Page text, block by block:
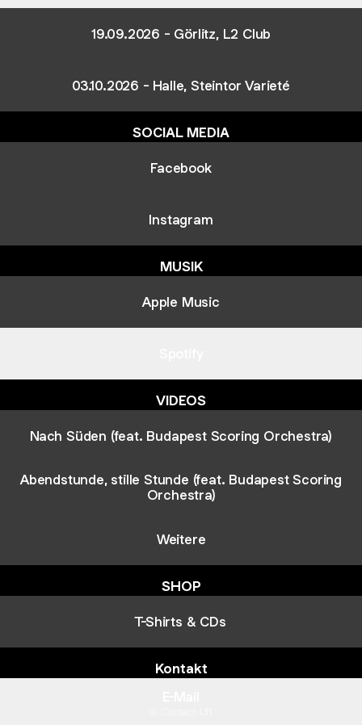
19.09.2026 - Görlitz, L2 Club
03.10.2026 - Halle, Steintor Varieté
SOCIAL MEDIA
Facebook
Instagram
MUSIK
Apple Music
VIDEOS
Nach Süden (feat. Budapest Scoring Orchestra)
Abendstunde, stille Stunde (feat. Budapest Scoring
Orchestra)
Weitere
SHOP
T-Shirts & CDs
Kontakt